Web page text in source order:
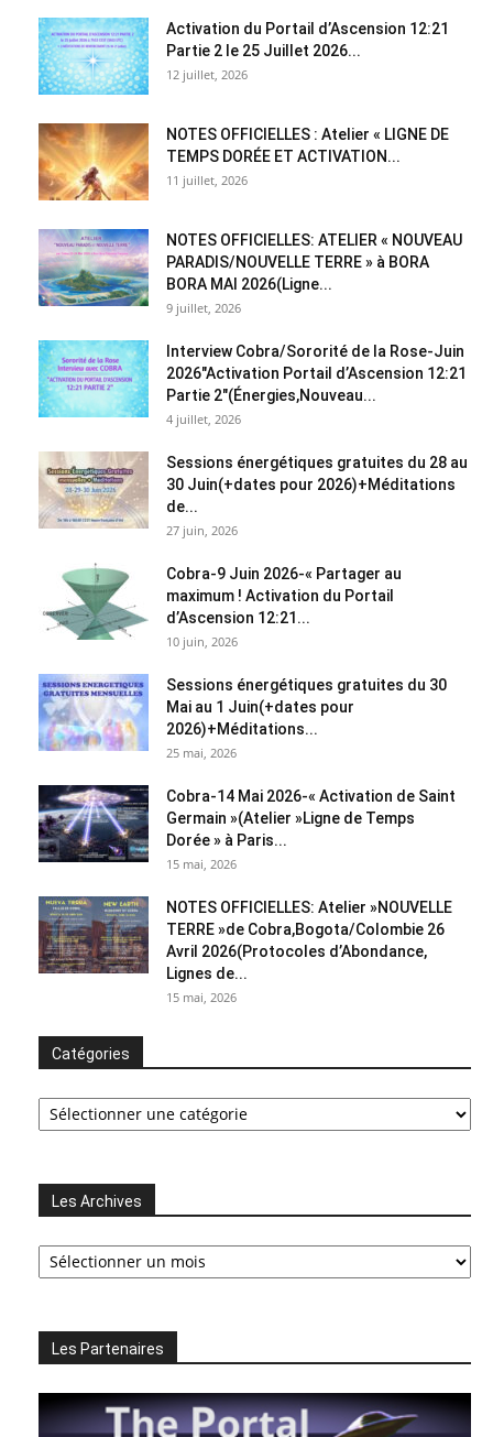
Activation du Portail d’Ascension 12:21
Partie 2 le 25 Juillet 2026...
12 juillet, 2026
NOTES OFFICIELLES : Atelier « LIGNE DE
TEMPS DORÉE ET ACTIVATION...
11 juillet, 2026
NOTES OFFICIELLES: ATELIER « NOUVEAU
PARADIS/NOUVELLE TERRE » à BORA
BORA MAI 2026(Ligne...
9 juillet, 2026
Interview Cobra/Sororité de la Rose-Juin
2026″Activation Portail d’Ascension 12:21
Partie 2″(Énergies,Nouveau...
4 juillet, 2026
Sessions énergétiques gratuites du 28 au
30 Juin(+dates pour 2026)+Méditations
de...
27 juin, 2026
Cobra-9 Juin 2026-« Partager au
maximum ! Activation du Portail
d’Ascension 12:21...
10 juin, 2026
Sessions énergétiques gratuites du 30
Mai au 1 Juin(+dates pour
2026)+Méditations...
25 mai, 2026
Cobra-14 Mai 2026-« Activation de Saint
Germain »(Atelier »Ligne de Temps
Dorée » à Paris...
15 mai, 2026
NOTES OFFICIELLES: Atelier »NOUVELLE
TERRE »de Cobra,Bogota/Colombie 26
Avril 2026(Protocoles d’Abondance,
Lignes de...
15 mai, 2026
Catégories
Catégories
Les Archives
Les
Archives
Les Partenaires